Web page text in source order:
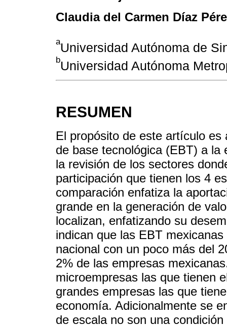
Claudia del Carmen Díaz
aUniversidad Autónoma de
bUniversidad Autónoma
RESUMEN
El propósito de este artículo
de base tecnológica (EBT) a
la revisión de los sectores
participación que tienen los 4
comparación enfatiza la
grande en la generación de
localizan, enfatizando su
indican que las EBT
nacional con un poco más del
2% de las empresas
microempresas las que tienen
grandes empresas las que
economía. Adicionalmente se
de escala no son una